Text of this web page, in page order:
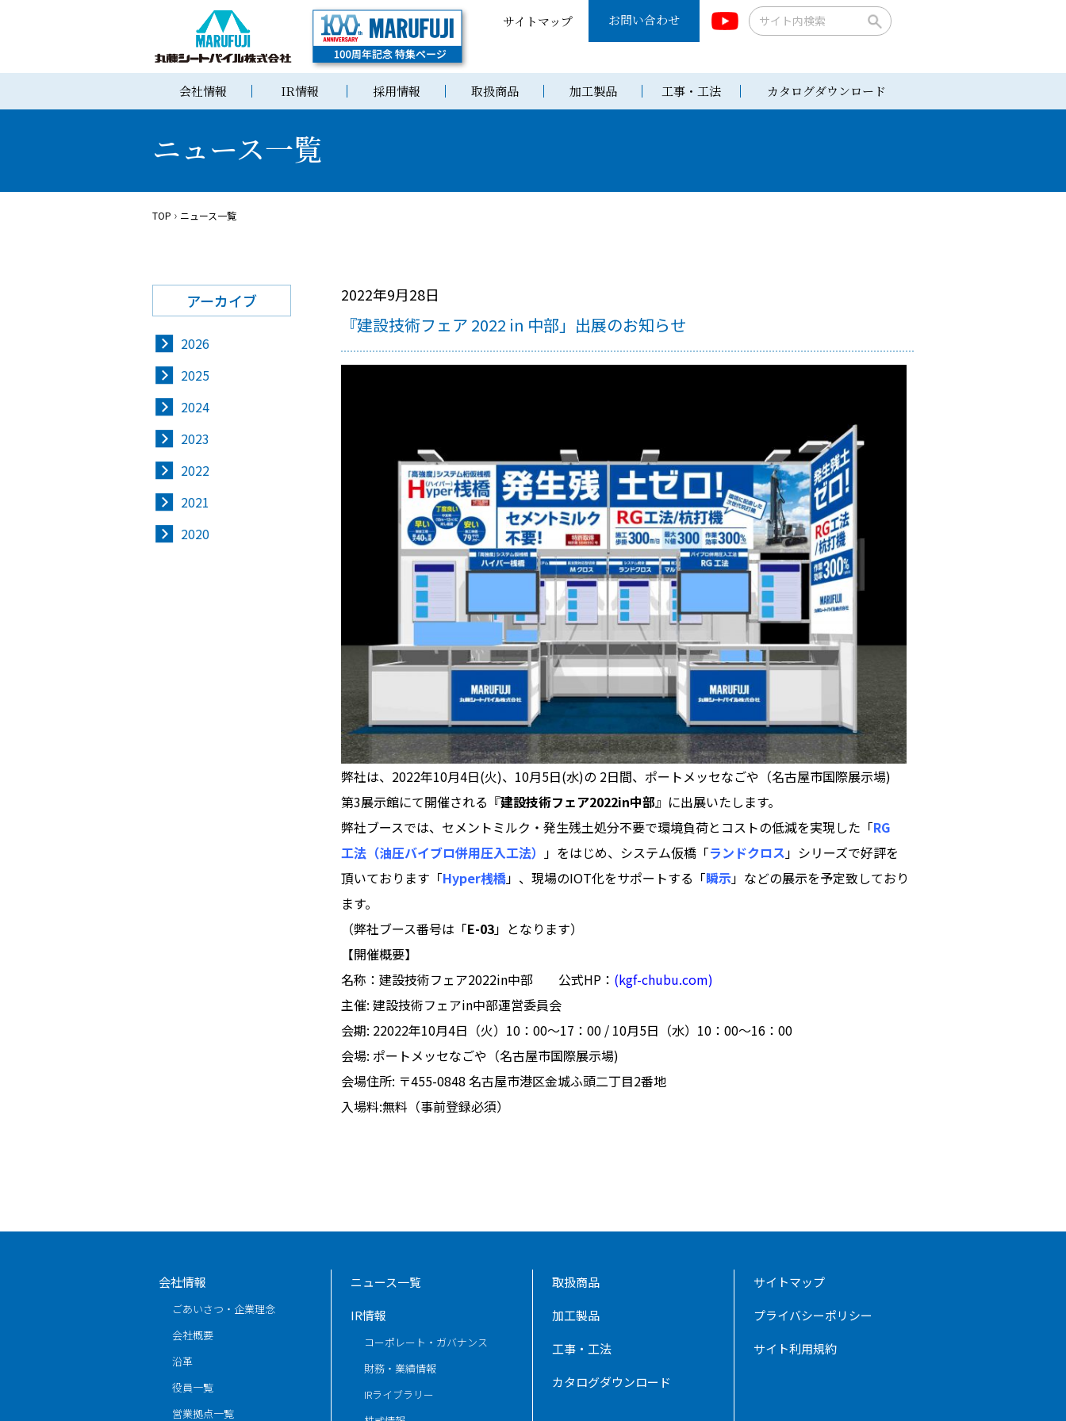
サイトマップ お問い合わせ
会社情報 IR情報 採用情報 取扱商品 加工製品 工事・工法 カタログダウンロード
ニュース一覧
TOP ニュース一覧
アーカイブ
2026
2025
2024
2023
2022
2021
2020
2022年9月28日
『建設技術フェア 2022 in 中部」出展のお知らせ
弊社は、2022年10月4日(火)、10月5日(水)の 2日間、ポートメッセなごや（名古屋市国際展示場)
第3展示館にて開催される『建設技術フェア2022in中部』に出展いたします。
弊社ブースでは、セメントミルク・発生残土処分不要で環境負荷とコストの低減を実現した「RG
工法（油圧バイブロ併用圧入工法） 」をはじめ、システム仮橋「ランドクロス」シリーズで好評を
頂いております「Hyper桟橋」、現場のIOT化をサポートする「瞬示」などの展示を予定致しており
ます。
（弊社ブース番号は「E-03」となります）
【開催概要】
名称：建設技術フェア2022in中部 公式HP： (kgf-chubu.com)
主催: 建設技術フェアin中部運営委員会
会期: 22022年10月4日（火）10：00～17：00 / 10月5日（水）10：00～16：00
会場: ポートメッセなごや（名古屋市国際展示場)
会場住所: 〒455-0848 名古屋市港区金城ふ頭二丁目2番地
入場料:無料（事前登録必須）
会社情報
ごあいさつ・企業理念
会社概要
沿革
役員一覧
営業拠点一覧
ニュース一覧
IR情報
コーポレート・ガバナンス
財務・業績情報
IRライブラリー
取扱商品
加工製品
工事・工法
カタログダウンロード
サイトマップ
プライバシーポリシー
サイト利用規約